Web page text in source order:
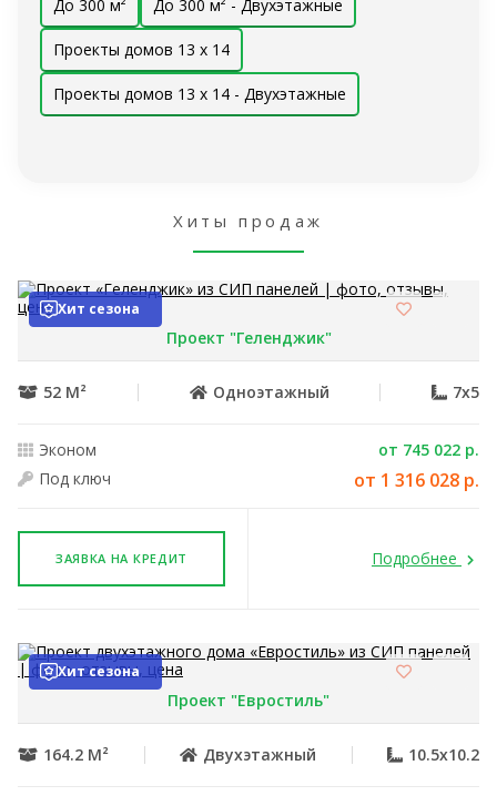
До 300 м² До 300 м² - Двухэтажные
Проекты домов 13 x 14
Проекты домов 13 x 14 - Двухэтажные
Хиты продаж
Хит сезона
Проект "Геленджик"
52 М² Одноэтажный 7x5
Эконом
от 745 022 р.
Под ключ
от 1 316 028 р.
ЗАЯВКА НА КРЕДИТ Подробнее
Хит сезона
Проект "Евростиль"
164.2 М² Двухэтажный 10.5x10.2